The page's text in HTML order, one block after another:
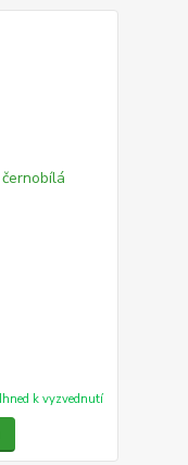
Ihned k vyzvednutí